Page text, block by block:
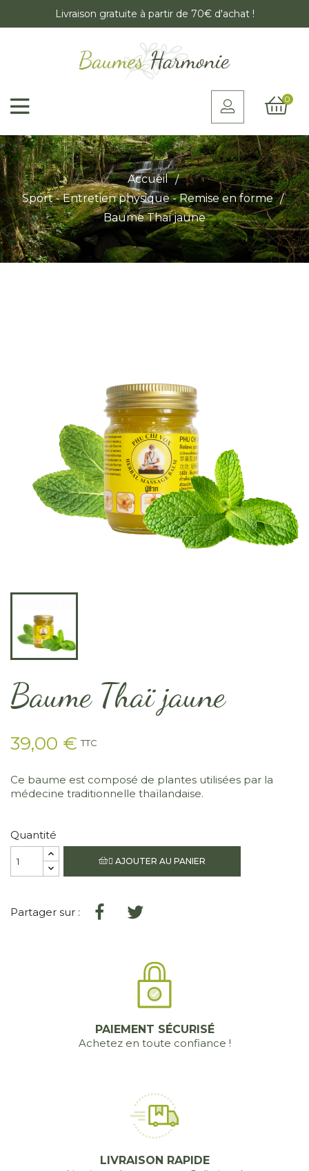
Livraison gratuite à partir de 70€ d'achat !
0
Accueil
Sport - Entretien physique - Remise en forme
Baume Thaï jaune
Baume Thaï jaune
39,00 € TTC
Ce baume est composé de plantes utilisées par la
médecine traditionnelle thaïlandaise.
Quantité
 AJOUTER AU PANIER
Partager sur :
PAIEMENT SÉCURISÉ
Achetez en toute confiance !
LIVRAISON RAPIDE